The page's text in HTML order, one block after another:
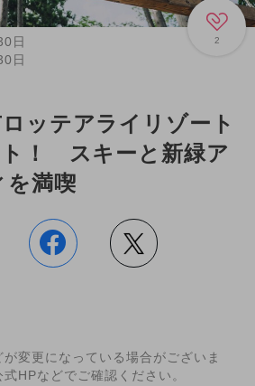
2
日
日
ッテアライリゾート
！ スキーと新緑ア
を満喫
変更になっている場合がございま
HPなどでご確認ください。